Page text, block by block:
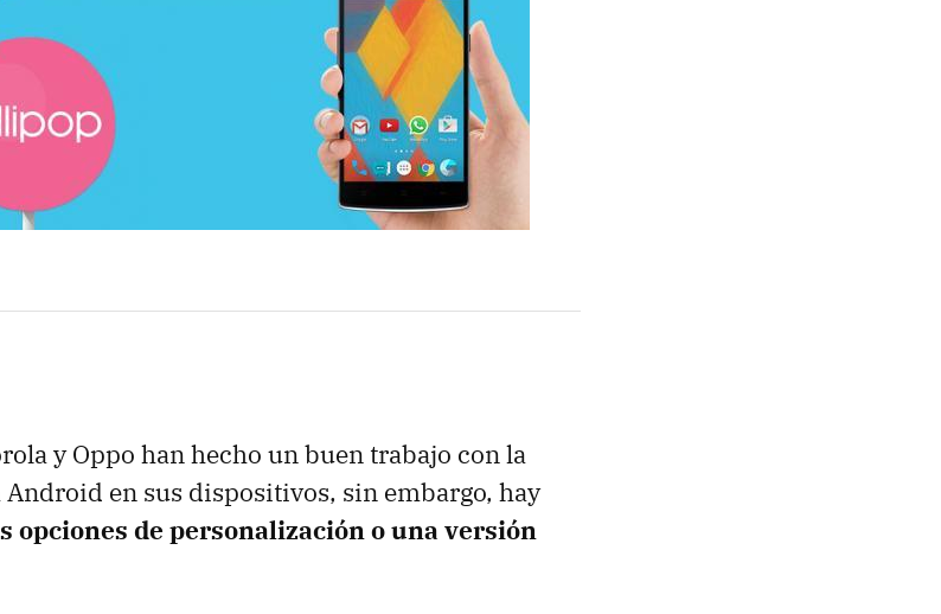
y Oppo han hecho un buen trabajo con la
en sus dispositivos, sin embargo, hay
opciones de personalización o una versión